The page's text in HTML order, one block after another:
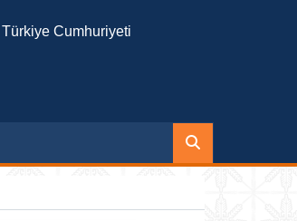
Türkiye Cumhuriyeti